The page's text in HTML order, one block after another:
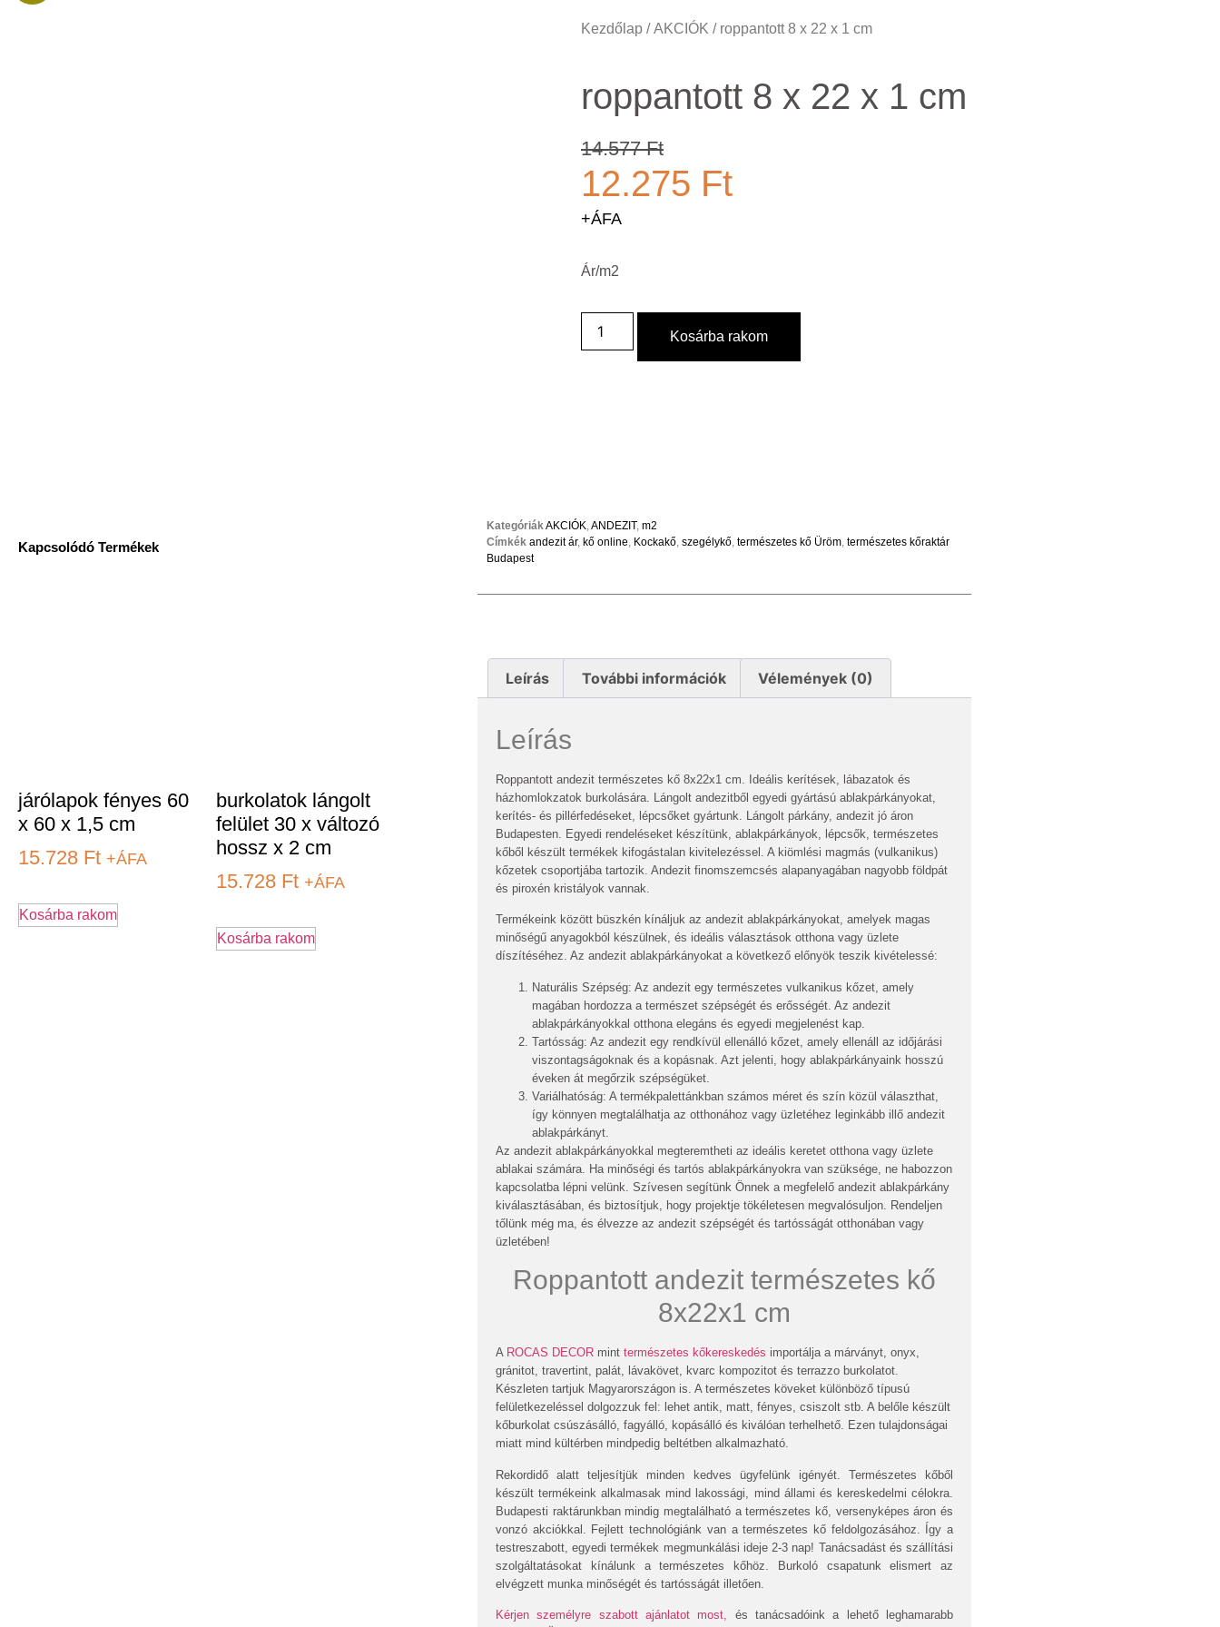
Kezdőlap /AKCIÓK / roppantott 8 x 22 x 1 cm
roppantott 8 x 22 x 1 cm
14.577Ft
12.275 Ft
+ÁFA
Ár/m2
Kosárba rakom
Kapcsolódó Termékek
járólapok fényes 60
x 60 x 1,5 cm
15.728 Ft +ÁFA
Kosárba rakom
burkolatok lángolt
felület 30 x változó
hossz x 2 cm
15.728 Ft +ÁFA
Kosárba rakom
KategóriákAKCIÓK,ANDEZIT, m2
Címkék andezit ár, kő online, Kockakő, szegélykő, természetes kő Üröm, természetes kőraktár
Budapest
Leírás További információk Vélemények (0)
Leírás
Roppantott andezit természetes kő 8x22x1 cm. Ideális kerítések, lábazatok és
házhomlokzatok burkolására. Lángolt andezitből egyedi gyártású ablakpárkányokat,
kerítés- és pillérfedéseket, lépcsőket gyártunk. Lángolt párkány, andezit jó áron
Budapesten. Egyedi rendeléseket készítünk, ablakpárkányok, lépcsők, természetes
kőből készült termékek kifogástalan kivitelezéssel. A kiömlési magmás (vulkanikus)
kőzetek csoportjába tartozik. Andezit finomszemcsés alapanyagában nagyobb földpát
és piroxén kristályok vannak.
Termékeink között büszkén kínáljuk az andezit ablakpárkányokat, amelyek magas
minőségű anyagokból készülnek, és ideális választások otthona vagy üzlete
díszítéséhez. Az andezit ablakpárkányokat a következő előnyök teszik kivételessé:
Naturális Szépség: Az andezit egy természetes vulkanikus kőzet, amely
magában hordozza a természet szépségét és erősségét. Az andezit
ablakpárkányokkal otthona elegáns és egyedi megjelenést kap.
Tartósság: Az andezit egy rendkívül ellenálló kőzet, amely ellenáll az időjárási
viszontagságoknak és a kopásnak. Azt jelenti, hogy ablakpárkányaink hosszú
éveken át megőrzik szépségüket.
Variálhatóság: A termékpalettánkban számos méret és szín közül választhat,
így könnyen megtalálhatja az otthonához vagy üzletéhez leginkább illő andezit
ablakpárkányt.
Az andezit ablakpárkányokkal megteremtheti az ideális keretet otthona vagy üzlete
ablakai számára. Ha minőségi és tartós ablakpárkányokra van szüksége, ne habozzon
kapcsolatba lépni velünk. Szívesen segítünk Önnek a megfelelő andezit ablakpárkány
kiválasztásában, és biztosítjuk, hogy projektje tökéletesen megvalósuljon. Rendeljen
tőlünk még ma, és élvezze az andezit szépségét és tartósságát otthonában vagy
üzletében!
Roppantott andezit természetes kő
8x22x1 cm
A ROCAS DECOR mint természetes kőkereskedés importálja a márványt, onyx,
gránitot, travertint, palát, lávakövet, kvarc kompozitot és terrazzo burkolatot.
Készleten tartjuk Magyarországon is. A természetes köveket különböző típusú
felületkezeléssel dolgozzuk fel: lehet antik, matt, fényes, csiszolt stb. A belőle készült
kőburkolat csúszásálló, fagyálló, kopásálló és kiválóan terhelhető. Ezen tulajdonságai
miatt mind kültérben mindpedig beltétben alkalmazható.
Rekordidő alatt teljesítjük minden kedves ügyfelünk igényét. Természetes kőből
készült termékeink alkalmasak mind lakossági, mind állami és kereskedelmi célokra.
Budapesti raktárunkban mindig megtalálható a természetes kő, versenyképes áron és
vonzó akciókkal. Fejlett technológiánk van a természetes kő feldolgozásához. Így a
testreszabott, egyedi termékek megmunkálási ideje 2-3 nap! Tanácsadást és szállítási
szolgáltatásokat kínálunk a természetes kőhöz. Burkoló csapatunk elismert az
elvégzett munka minőségét és tartósságát illetően.
Kérjen személyre szabott ajánlatot most,
és tanácsadóink a lehető leghamarabb